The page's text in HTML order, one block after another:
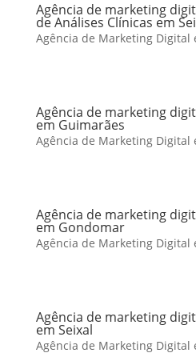
Agência de marketing
de Análises Clínicas em
Agência de Marketing Digital
Agência de marketing
em Guimarães
Agência de Marketing Digital
Agência de marketing
em Gondomar
Agência de Marketing Digital
Agência de marketing
em Seixal
Agência de Marketing Digital